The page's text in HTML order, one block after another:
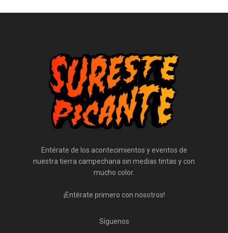
Entérate de los acontecimientos y eventos de
nuestra tierra campechana sin medias tintas y con
mucho color.
¡Entérate primero con nosotros!
Síguenos